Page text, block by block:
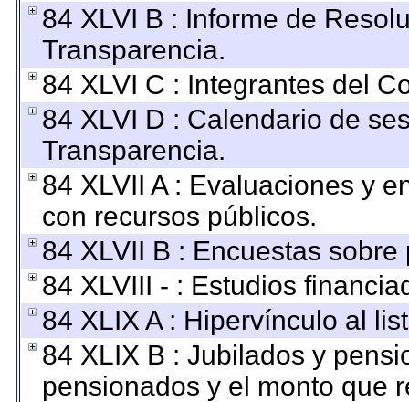
84 XLVI B : Informe de
Transparencia.
84 XLVI C : Integrantes del
84 XLVI D : Calendario de
Transparencia.
84 XLVII A : Evaluaciones y
con recursos públicos.
84 XLVII B : Encuestas sobre
84 XLVIII - : Estudios
84 XLIX A : Hipervínculo al
84 XLIX B : Jubilados y
pensionados y el monto que